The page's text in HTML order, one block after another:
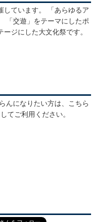
しています。 「あらゆるア
「交遊」をテーマにしたポ
ジにした大文化祭です。
んになりたい方は、こちら
てご利用ください。